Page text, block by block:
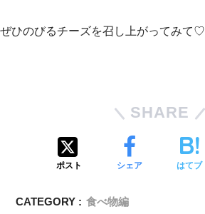
ぜひのびるチーズを召し上がってみて♡
SHARE
ポスト シェア はてブ
CATEGORY : 食べ物編